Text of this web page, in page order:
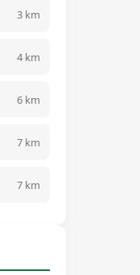
3 km
4 km
6 km
7 km
7 km